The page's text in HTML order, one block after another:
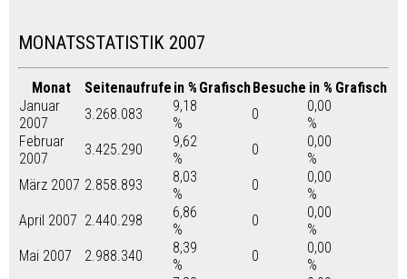
MONATSSTATISTIK 2007
Monat Seitenaufrufe in % GrafischBesuche in % Grafisch
Januar
2007
3.268.083
9,18
%
0
0,00
%
Februar
2007
3.425.290
9,62
%
0
0,00
%
März 2007 2.858.893
8,03
%
0
0,00
%
April 2007 2.440.298
6,86
%
0
0,00
%
Mai 2007
2.988.340
8,39
%
0
0,00
%